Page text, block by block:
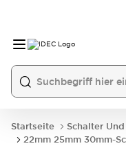
Startseite Schalter
22mm 25mm 30mm-